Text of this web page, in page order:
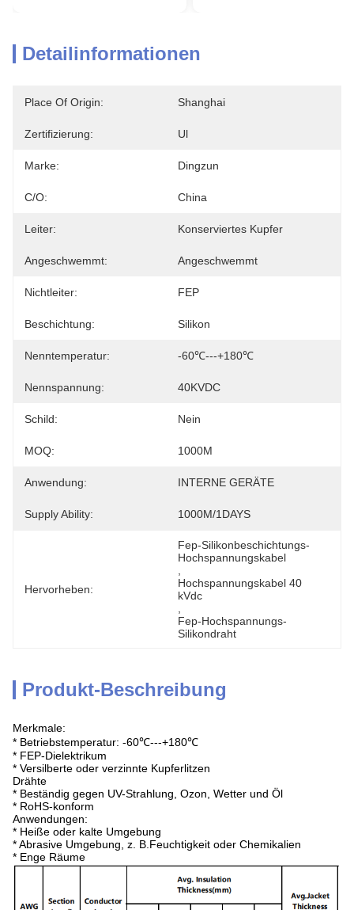
Detailinformationen
Place Of Origin: Shanghai
Zertifizierung: Ul
Marke: Dingzun
C/O: China
Leiter: Konserviertes Kupfer
Angeschwemmt: Angeschwemmt
Nichtleiter: FEP
Beschichtung: Silikon
Nenntemperatur: -60℃---+180℃
Nennspannung: 40KVDC
Schild: Nein
MOQ: 1000M
Anwendung: INTERNE GERÄTE
Supply Ability: 1000M/1DAYS
Hervorheben:
Fep-Silikonbeschichtungs-
Hochspannungskabel
Hochspannungskabel 40
kVdc
Fep-Hochspannungs-
Silikondraht
Produkt-Beschreibung
Merkmale:
* Betriebstemperatur: -60℃---+180℃
* FEP-Dielektrikum
* Versilberte oder verzinnte Kupferlitzen
Drähte
* Beständig gegen UV-Strahlung, Ozon, Wetter und Öl
* RoHS-konform
Anwendungen:
* Heiße oder kalte Umgebung
* Abrasive Umgebung, z. B.Feuchtigkeit oder Chemikalien
* Enge Räume